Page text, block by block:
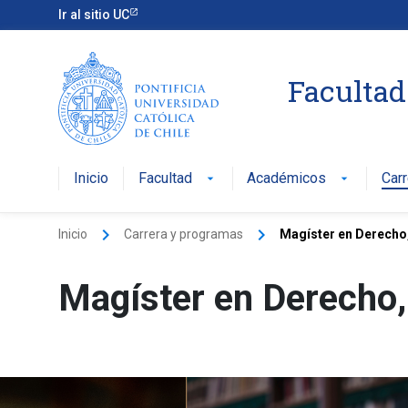
Ir al sitio UC
Inicio Facultad arrow_drop_down Académicos arrow_drop_down
Inicio keyboard_arrow_right Carrera y programas keyboard_arrow_right Magíster en
Magíster en